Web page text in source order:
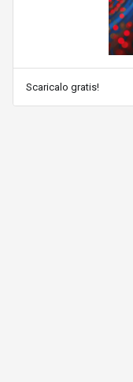
Scaricalo gratis!